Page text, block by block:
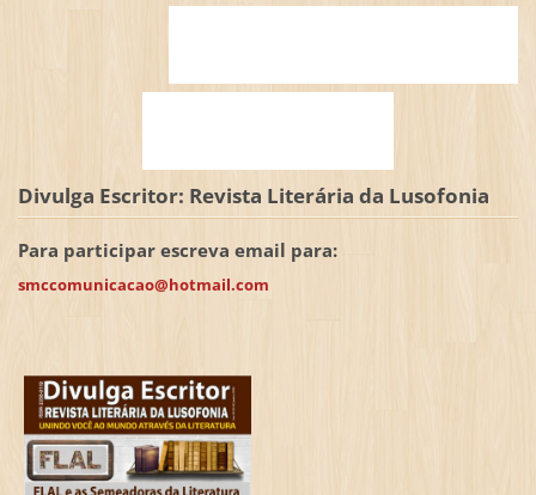
Divulga Escritor: Revista Literária da Lusofonia
Para participar escreva email para:
smccomunicacao@hotmail.com